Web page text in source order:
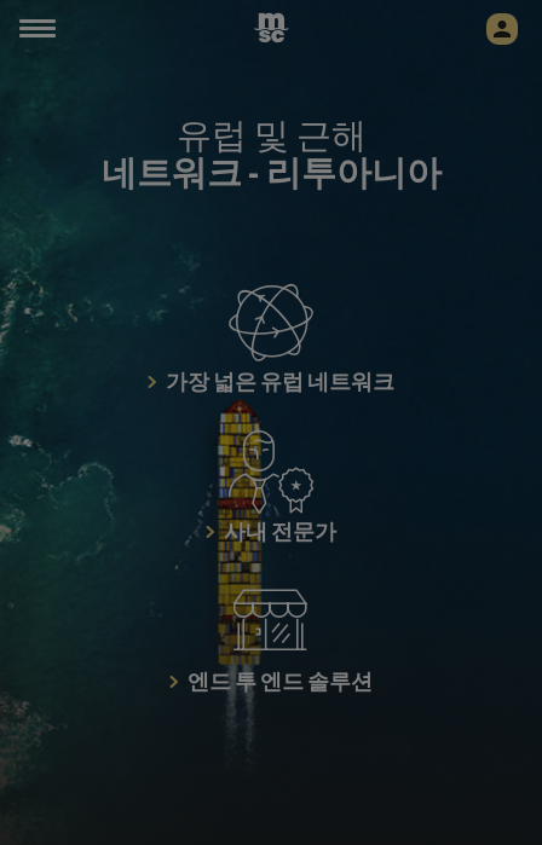
유럽 및 근해
네트워크 - 리투아니아
가장 넓은 유럽 네트워크
사내 전문가
엔드 투 엔드 솔루션